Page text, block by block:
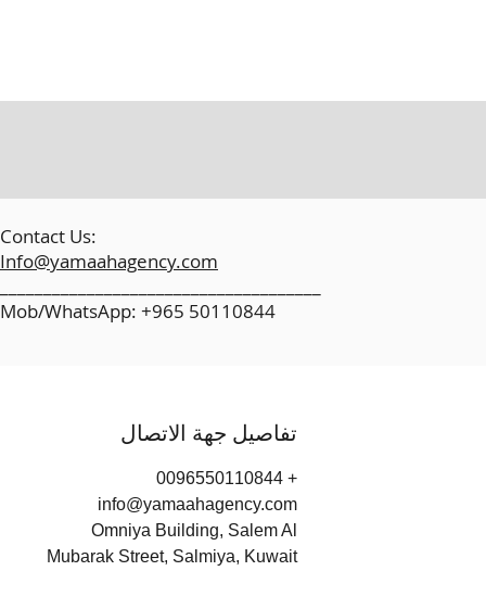
Contact Us:
Info@yamaahagency.com
Mob/WhatsApp: +965 50110844
تفاصيل جهة الاتصال
+ 0096550110844
info@yamaahagency.com
Omniya Building, Salem Al
Mubarak Street, Salmiya, Kuwait